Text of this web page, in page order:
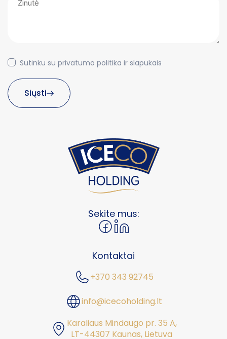
Sutinku su privatumo politika ir slapukais
Siųsti
Sekite mus:
Kontaktai
+370 343 92745
info@icecoholding.lt
Karaliaus Mindaugo pr. 35 A,
LT-44307 Kaunas, Lietuva